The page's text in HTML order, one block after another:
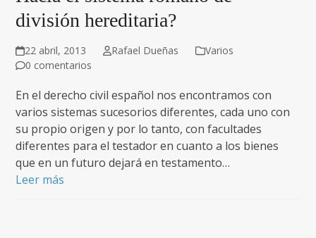
división hereditaria?
22 abril, 2013 Rafael Dueñas
Varios
0 comentarios
En el derecho civil español nos encontramos con
varios sistemas sucesorios diferentes, cada uno con
su propio origen y por lo tanto, con facultades
diferentes para el testador en cuanto a los bienes
que en un futuro dejará en testamento…
Leer más